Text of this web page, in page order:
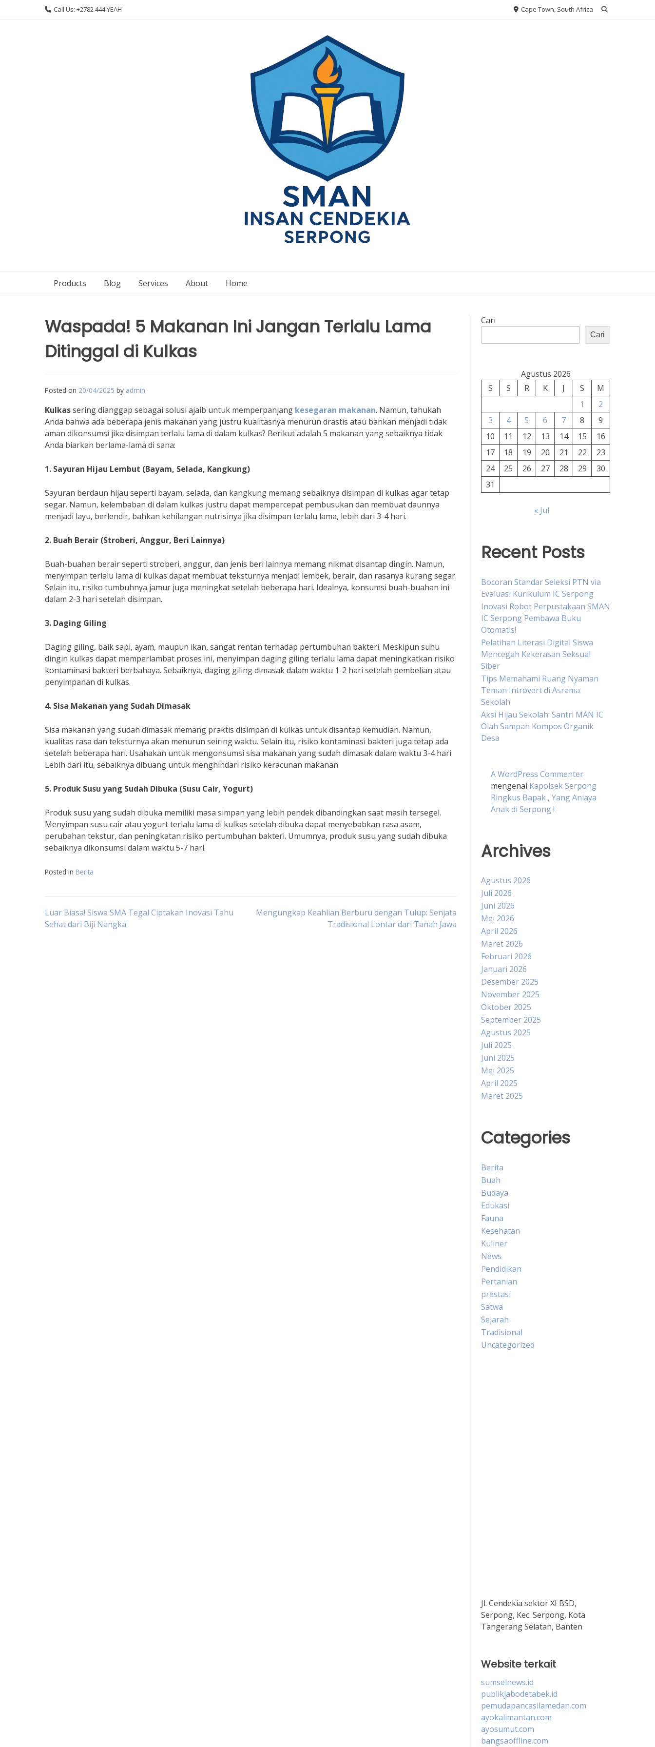
Call Us: +2782 444 YEAH Cape Town, South Africa
Products Blog Services About Home
Waspada! 5 Makanan Ini Jangan Terlalu Lama
Ditinggal di Kulkas
Posted on 20/04/2025 by admin
Kulkassering dianggap sebagai solusi ajaib untuk memperpanjang kesegaran makanan. Namun, tahukah
Anda bahwa ada beberapa jenis makanan yang justru kualitasnya menurun drastis atau bahkan menjadi tidak
aman dikonsumsi jika disimpan terlalu lama di dalam kulkas? Berikut adalah 5 makanan yang sebaiknya tidak
Anda biarkan berlama-lama di sana:
1. Sayuran Hijau Lembut (Bayam, Selada, Kangkung)
Sayuran berdaun hijau seperti bayam, selada, dan kangkung memang sebaiknya disimpan di kulkas agar tetap
segar. Namun, kelembaban di dalam kulkas justru dapat mempercepat pembusukan dan membuat daunnya
menjadi layu, berlendir, bahkan kehilangan nutrisinya jika disimpan terlalu lama, lebih dari 3-4 hari.
2. Buah Berair (Stroberi, Anggur, Beri Lainnya)
Buah-buahan berair seperti stroberi, anggur, dan jenis beri lainnya memang nikmat disantap dingin. Namun,
menyimpan terlalu lama di kulkas dapat membuat teksturnya menjadi lembek, berair, dan rasanya kurang segar.
Selain itu, risiko tumbuhnya jamur juga meningkat setelah beberapa hari. Idealnya, konsumsi buah-buahan ini
dalam 2-3 hari setelah disimpan.
3. Daging Giling
Daging giling, baik sapi, ayam, maupun ikan, sangat rentan terhadap pertumbuhan bakteri. Meskipun suhu
dingin kulkas dapat memperlambat proses ini, menyimpan daging giling terlalu lama dapat meningkatkan risiko
kontaminasi bakteri berbahaya. Sebaiknya, daging giling dimasak dalam waktu 1-2 hari setelah pembelian atau
penyimpanan di kulkas.
4. Sisa Makanan yang Sudah Dimasak
Sisa makanan yang sudah dimasak memang praktis disimpan di kulkas untuk disantap kemudian. Namun,
kualitas rasa dan teksturnya akan menurun seiring waktu. Selain itu, risiko kontaminasi bakteri juga tetap ada
setelah beberapa hari. Usahakan untuk mengonsumsi sisa makanan yang sudah dimasak dalam waktu 3-4 hari.
Lebih dari itu, sebaiknya dibuang untuk menghindari risiko keracunan makanan.
5. Produk Susu yang Sudah Dibuka (Susu Cair, Yogurt)
Produk susu yang sudah dibuka memiliki masa simpan yang lebih pendek dibandingkan saat masih tersegel.
Menyimpan susu cair atau yogurt terlalu lama di kulkas setelah dibuka dapat menyebabkan rasa asam,
perubahan tekstur, dan peningkatan risiko pertumbuhan bakteri. Umumnya, produk susu yang sudah dibuka
sebaiknya dikonsumsi dalam waktu 5-7 hari.
Posted in Berita
Navigasi
Luar Biasa! Siswa SMA Tegal Ciptakan Inovasi Tahu
Sehat dari Biji Nangka
Mengungkap Keahlian Berburu dengan Tulup: Senjata
Tradisional Lontar dari Tanah Jawa
Cari
Cari
Agustus 2026
S
S R K J S
M
1
2
3
4 5 6 7 8
9
10
11 12 13 14 15
16
17
18 19 20 21 22
23
24
25 26 27 28 29
30
31
« Jul
Recent Posts
Bocoran Standar Seleksi PTN via
Evaluasi Kurikulum IC Serpong
Inovasi Robot Perpustakaan SMAN
IC Serpong Pembawa Buku
Otomatis!
Pelatihan Literasi Digital Siswa
Mencegah Kekerasan Seksual
Siber
Tips Memahami Ruang Nyaman
Teman Introvert di Asrama
Sekolah
Aksi Hijau Sekolah: Santri MAN IC
Olah Sampah Kompos Organik
Desa
A WordPress Commenter
mengenai Kapolsek Serpong
Ringkus Bapak , Yang Aniaya
Anak di Serpong !
Archives
Agustus 2026
Juli 2026
Juni 2026
Mei 2026
April 2026
Maret 2026
Februari 2026
Januari 2026
Desember 2025
November 2025
Oktober 2025
September 2025
Agustus 2025
Juli 2025
Juni 2025
Mei 2025
April 2025
Maret 2025
Categories
Berita
Buah
Budaya
Edukasi
Fauna
Kesehatan
Kuliner
News
Pendidikan
Pertanian
prestasi
Satwa
Sejarah
Tradisional
Uncategorized
Jl. Cendekia sektor XI BSD,
Serpong, Kec. Serpong, Kota
Tangerang Selatan, Banten
Website terkait
sumselnews.id
publikjabodetabek.id
pemudapancasilamedan.com
ayokalimantan.com
ayosumut.com
bangsaoffline.com